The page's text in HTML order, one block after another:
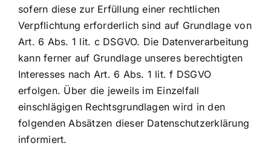
sofern diese zur Erfüllung einer rechtlichen
Verpflichtung erforderlich sind auf Grundlage von
Art. 6 Abs. 1 lit. c DSGVO. Die Datenverarbeitung
kann ferner auf Grundlage unseres berechtigten
Interesses nach Art. 6 Abs. 1 lit. f DSGVO
erfolgen. Über die jeweils im Einzelfall
einschlägigen Rechtsgrundlagen wird in den
folgenden Absätzen dieser Datenschutzerklärung
informiert.